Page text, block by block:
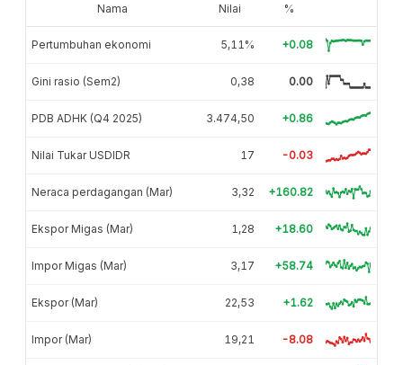
Nama Nilai %
Pertumbuhan ekonomi 5,11% +0.08
Gini rasio (Sem2) 0,38 0.00
PDB ADHK (Q4 2025) 3.474,50 +0.86
Nilai Tukar USDIDR 17 -0.03
Neraca perdagangan (Mar) 3,32 +160.82
Ekspor Migas (Mar) 1,28 +18.60
Impor Migas (Mar) 3,17 +58.74
Ekspor (Mar) 22,53 +1.62
Impor (Mar) 19,21 -8.08